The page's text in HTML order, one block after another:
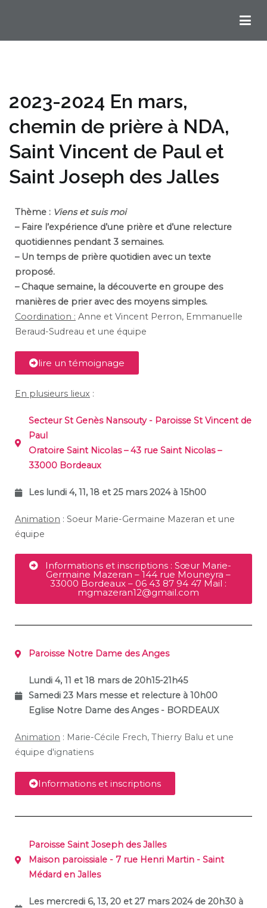
2023-2024 En mars,
chemin de prière à NDA,
Saint Vincent de Paul et
Saint Joseph des Jalles
Thème : Viens et suis moi
– Faire l’expérience d’une prière et d’une relecture
quotidiennes pendant 3 semaines.
– Un temps de prière quotidien avec un texte
proposé.
– Chaque semaine, la découverte en groupe des
manières de prier avec des moyens simples.
Coordination : Anne et Vincent Perron, Emmanuelle
Beraud-Sudreau et une équipe
lire un témoignage
En plusieurs lieux :
Secteur St Genès Nansouty - Paroisse St Vincent de
Paul
Oratoire Saint Nicolas – 43 rue Saint Nicolas –
33000 Bordeaux
Les lundi 4, 11, 18 et 25 mars 2024 à 15h00
Animation : Soeur Marie-Germaine Mazeran et une
équipe
Informations et inscriptions : Sœur Marie-
Germaine Mazeran – 144 rue Mouneyra –
33000 Bordeaux – 06 43 87 94 47 Mail :
mgmazeran12@gmail.com
Paroisse Notre Dame des Anges
Lundi 4, 11 et 18 mars de 20h15-21h45
Samedi 23 Mars messe et relecture à 10h00
Eglise Notre Dame des Anges - BORDEAUX
Animation : Marie-Cécile Frech, Thierry Balu et une
équipe d'ignatiens
Informations et inscriptions
Paroisse Saint Joseph des Jalles
Maison paroissiale - 7 rue Henri Martin - Saint
Médard en Jalles
Les mercredi 6, 13, 20 et 27 mars 2024 de 20h30 à